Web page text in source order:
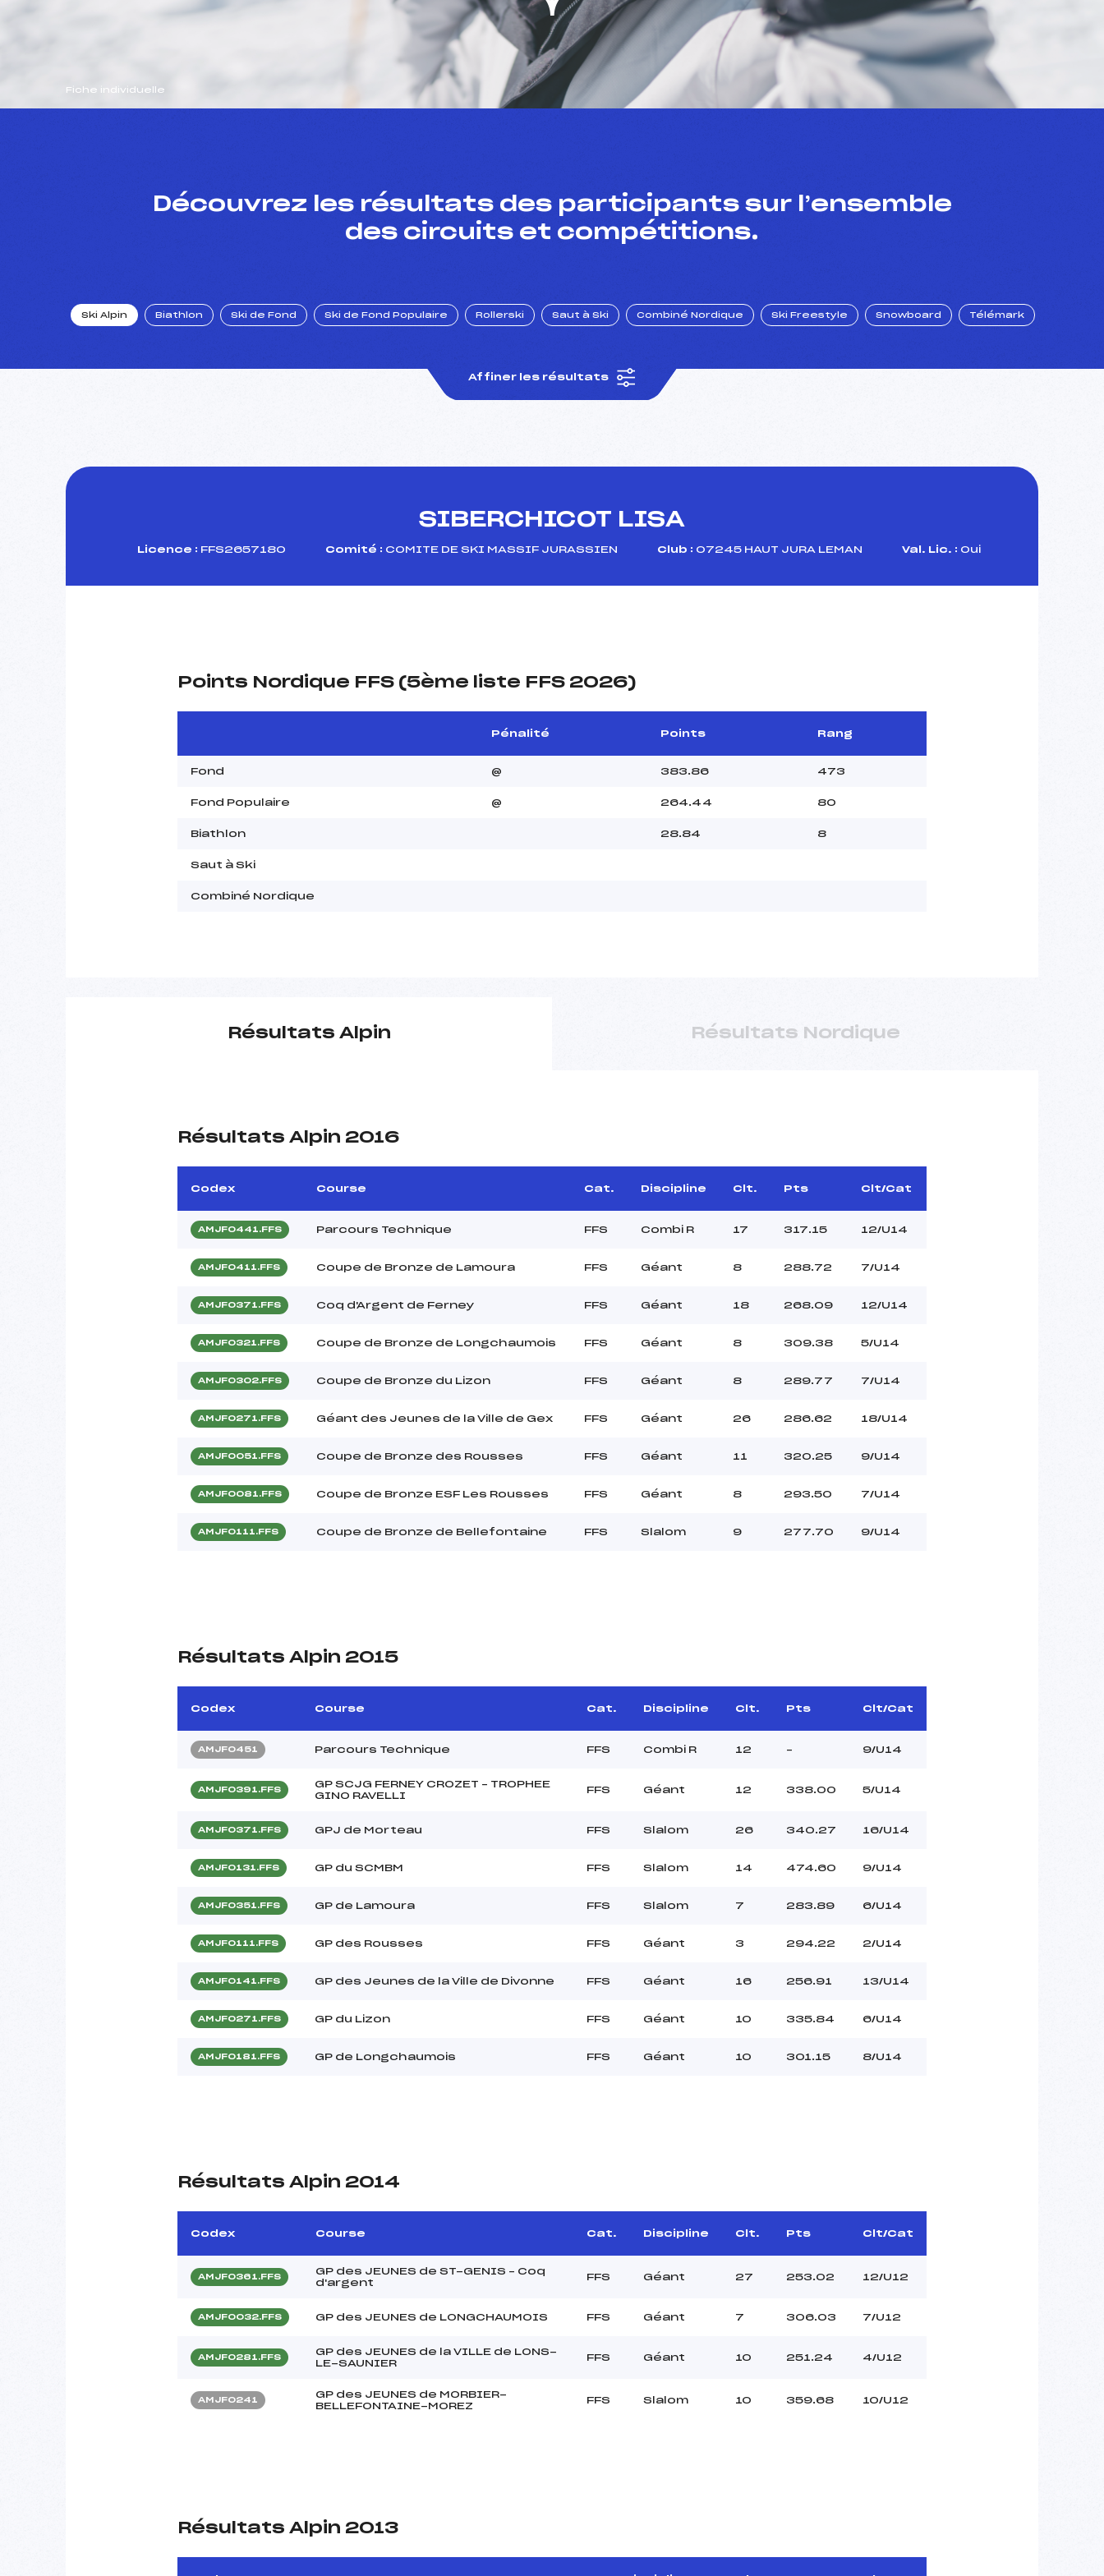
Fiche individuelle
Découvrez les résultats des participants sur l’ensemble
des circuits et compétitions.
Ski Alpin Biathlon Ski de Fond Ski de Fond Populaire Rollerski Saut à Ski Combiné Nordique Ski Freestyle Snowboard Télémark
Affiner les résultats
SIBERCHICOT LISA
Licence : FFS2657180 Comité : COMITE DE SKI MASSIF JURASSIEN Club : 07245 HAUT JURA LEMAN Val. Lic. : Oui
Points Nordique FFS (5ème liste FFS 2026)
Pénalité Points Rang
Fond @ 383.86 473
Fond Populaire @ 264.44 80
Biathlon 28.84 8
Saut à Ski
Combiné Nordique
Résultats Alpin Résultats Nordique
Résultats Alpin 2016
Codex Course Cat. Discipline Clt. Pts Clt/Cat
AMJF0441.FFS Parcours Technique FFS Combi R 17 317.15 12/U14
AMJF0411.FFS Coupe de Bronze de Lamoura FFS Géant 8 288.72 7/U14
AMJF0371.FFS Coq d'Argent de Ferney FFS Géant 18 268.09 12/U14
AMJF0321.FFS Coupe de Bronze de Longchaumois FFS Géant 8 309.38 5/U14
AMJF0302.FFS Coupe de Bronze du Lizon FFS Géant 8 289.77 7/U14
AMJF0271.FFS Géant des Jeunes de la Ville de Gex FFS Géant 26 286.62 18/U14
AMJF0051.FFS Coupe de Bronze des Rousses FFS Géant 11 320.25 9/U14
AMJF0081.FFS Coupe de Bronze ESF Les Rousses FFS Géant 8 293.50 7/U14
AMJF0111.FFS Coupe de Bronze de Bellefontaine FFS Slalom 9 277.70 9/U14
Résultats Alpin 2015
Codex Course Cat. Discipline Clt. Pts Clt/Cat
AMJF0451 Parcours Technique FFS Combi R 12 – 9/U14
AMJF0391.FFS
GP SCJG FERNEY CROZET – TROPHEE
GINO RAVELLI
FFS Géant 12 338.00 5/U14
AMJF0371.FFS GPJ de Morteau FFS Slalom 26 340.27 16/U14
AMJF0131.FFS GP du SCMBM FFS Slalom 14 474.60 9/U14
AMJF0351.FFS GP de Lamoura FFS Slalom 7 283.89 6/U14
AMJF0111.FFS GP des Rousses FFS Géant 3 294.22 2/U14
AMJF0141.FFS GP des Jeunes de la Ville de Divonne FFS Géant 16 256.91 13/U14
AMJF0271.FFS GP du Lizon FFS Géant 10 335.84 6/U14
AMJF0181.FFS GP de Longchaumois FFS Géant 10 301.15 8/U14
Résultats Alpin 2014
Codex Course Cat. Discipline Clt. Pts Clt/Cat
AMJF0361.FFS
GP des JEUNES de ST-GENIS – Coq
d'argent
FFS Géant 27 253.02 12/U12
AMJF0032.FFS GP des JEUNES de LONGCHAUMOIS FFS Géant 7 306.03 7/U12
AMJF0281.FFS
GP des JEUNES de la VILLE de LONS-
LE-SAUNIER
FFS Géant 10 251.24 4/U12
AMJF0241
GP des JEUNES de MORBIER-
BELLEFONTAINE-MOREZ
FFS Slalom 10 359.68 10/U12
Résultats Alpin 2013